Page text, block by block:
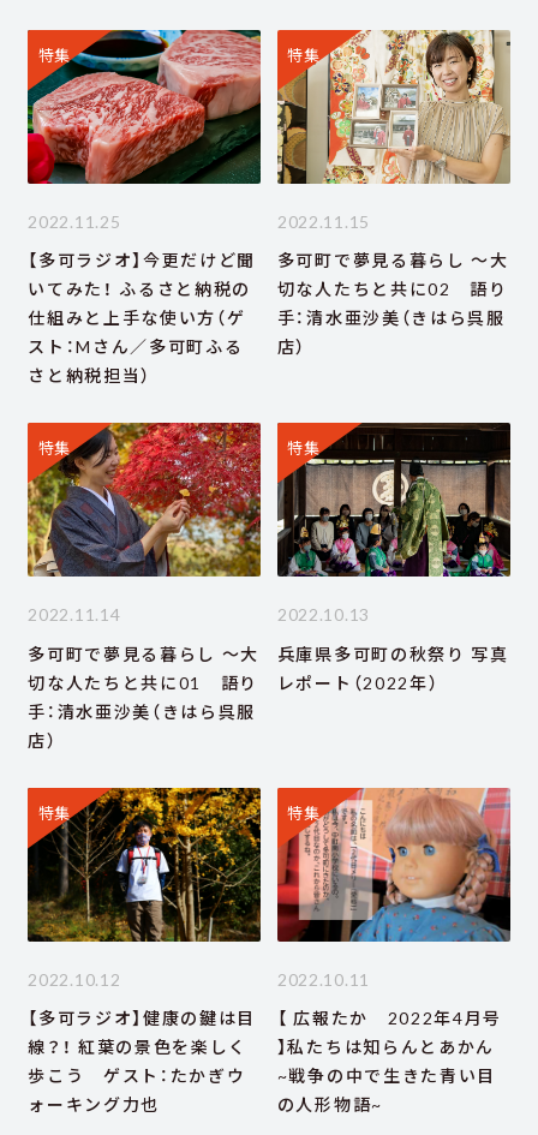
特集
2022.11.25
【多可ラジオ】今更だけど聞
いてみた！ ふるさと納税の
仕組みと上手な使い方（ゲ
スト：Mさん／多可町ふる
さと納税担当）
特集
2022.11.15
多可町で夢見る暮らし ～大
切な人たちと共に02 語り
手：清水亜沙美（きはら呉服
店）
特集
2022.11.14
多可町で夢見る暮らし ～大
切な人たちと共に01 語り
手：清水亜沙美（きはら呉服
店）
特集
2022.10.13
兵庫県多可町の秋祭り 写真
レポート（2022年）
特集
2022.10.12
【多可ラジオ】健康の鍵は目
線？！ 紅葉の景色を楽しく
歩こう ゲスト：たかぎウ
ォーキング力也
特集
2022.10.11
【 広報たか 2022年4月号
】私たちは知らんとあかん
~戦争の中で生きた青い目
の人形物語~